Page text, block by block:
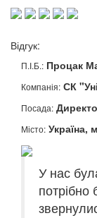
Відгук:
П.І.Б.: Процак
Компанія: СК
Посада:
Місто: Україна,
У нас
потрібно